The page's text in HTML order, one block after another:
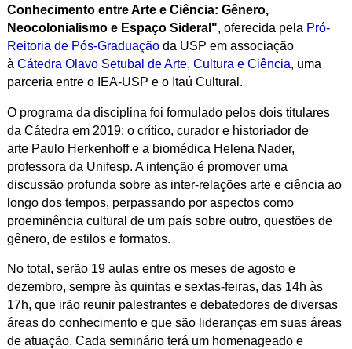
Conhecimento entre Arte e Ciência: Gênero,
Neocolonialismo e Espaço Sideral", oferecida pela Pró-
Reitoria de Pós-Graduaçãoda USP em associação
à Cátedra Olavo Setubal de Arte, Cultura e Ciência, uma
parceria entre o IEA-USP e o Itaú Cultural.
O programa da disciplina foi formulado pelos dois titulares
da Cátedra em 2019: o crítico, curador e historiador de
arte Paulo Herkenhoff e a biomédica Helena Nader,
professora da Unifesp. A intenção é promover uma
discussão profunda sobre as inter-relações arte e ciência ao
longo dos tempos, perpassando por aspectos como
proeminência cultural de um país sobre outro, questões de
gênero, de estilos e formatos.
No total, serão 19 aulas entre os meses de agosto e
dezembro, sempre às quintas e sextas-feiras, das 14h às
17h, que irão reunir palestrantes e debatedores de diversas
áreas do conhecimento e que são lideranças em suas áreas
de atuação. Cada seminário terá um homenageado e